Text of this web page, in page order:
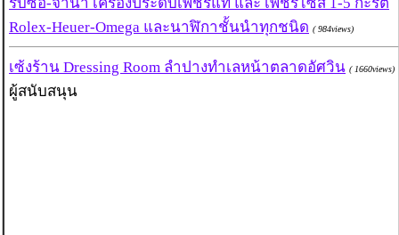
รับซื้อ-จำนำ เครื่องประดับเพชรแท้ และ เพชรไซส์ 1-5 กะรัต
Rolex-Heuer-Omega และนาฬิกาชั้นนำทุกชนิด ( 984views)
เซ้งร้าน Dressing Room ลำปางทำเลหน้าตลาดอัศวิน ( 1660views)
ผู้สนับสนุน